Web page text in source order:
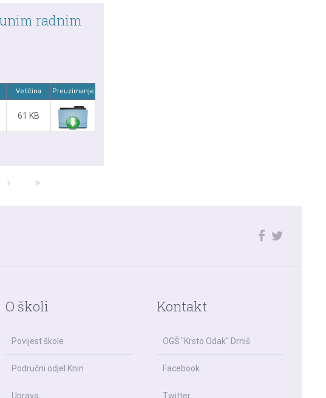
radnim
Veličina Preuzimanje
61 KB
O školi
Povijest škole
Područni odjel Knin
Uprava
Kontakt
OGŠ "Krsto Odak" Drniš
Facebook
Twitter